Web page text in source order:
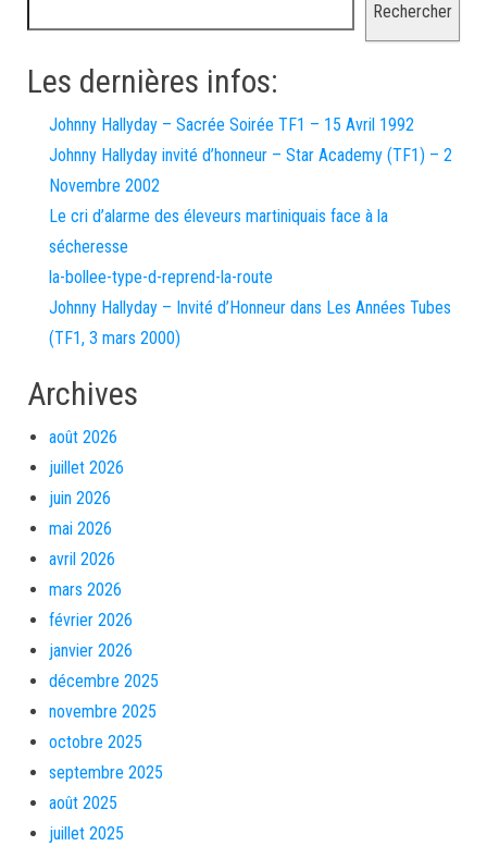
Rechercher
Les dernières infos:
Johnny Hallyday – Sacrée Soirée TF1 – 15 Avril 1992
Johnny Hallyday invité d’honneur – Star Academy (TF1) – 2
Novembre 2002
Le cri d’alarme des éleveurs martiniquais face à la
sécheresse
la-bollee-type-d-reprend-la-route
Johnny Hallyday – Invité d’Honneur dans Les Années Tubes
(TF1, 3 mars 2000)
Archives
août 2026
juillet 2026
juin 2026
mai 2026
avril 2026
mars 2026
février 2026
janvier 2026
décembre 2025
novembre 2025
octobre 2025
septembre 2025
août 2025
juillet 2025